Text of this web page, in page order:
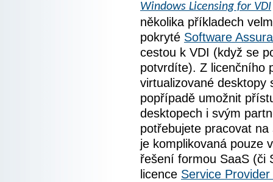
Windows Licensing for VDI
několika příkladech
pokryté Software
cestou k VDI (když se
potvrdíte). Z licenčního
virtualizované desktopy
popřípadě umožnit
desktopech i svým
potřebujete pracovat
je komplikovaná pouze
řešení formou SaaS (či
licence Service